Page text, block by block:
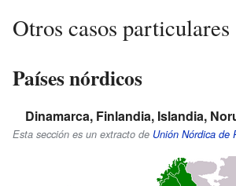
Otros casos particulares
Países nórdicos
Dinamarca, Finlandia, Islandia,
Esta sección es un extracto de Unión Nórdica de